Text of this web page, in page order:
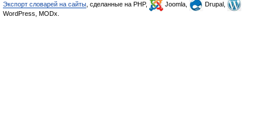
Экспорт словарей на сайты , сделанные на PHP, Joomla,
Drupal,
WordPress, MODx.